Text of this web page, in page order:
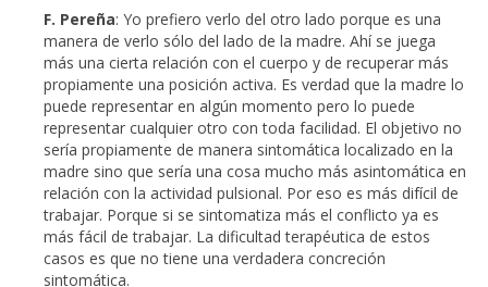
F. Pereña: Yo prefiero verlo del otro lado porque es una
manera de verlo sólo del lado de la madre. Ahí se juega
más una cierta relación con el cuerpo y de recuperar más
propiamente una posición activa. Es verdad que la madre lo
puede representar en algún momento pero lo puede
representar cualquier otro con toda facilidad. El objetivo no
sería propiamente de manera sintomática localizado en la
madre sino que sería una cosa mucho más asintomática en
relación con la actividad pulsional. Por eso es más difícil de
trabajar. Porque si se sintomatiza más el conflicto ya es
más fácil de trabajar. La dificultad terapéutica de estos
casos es que no tiene una verdadera concreción
sintomática.